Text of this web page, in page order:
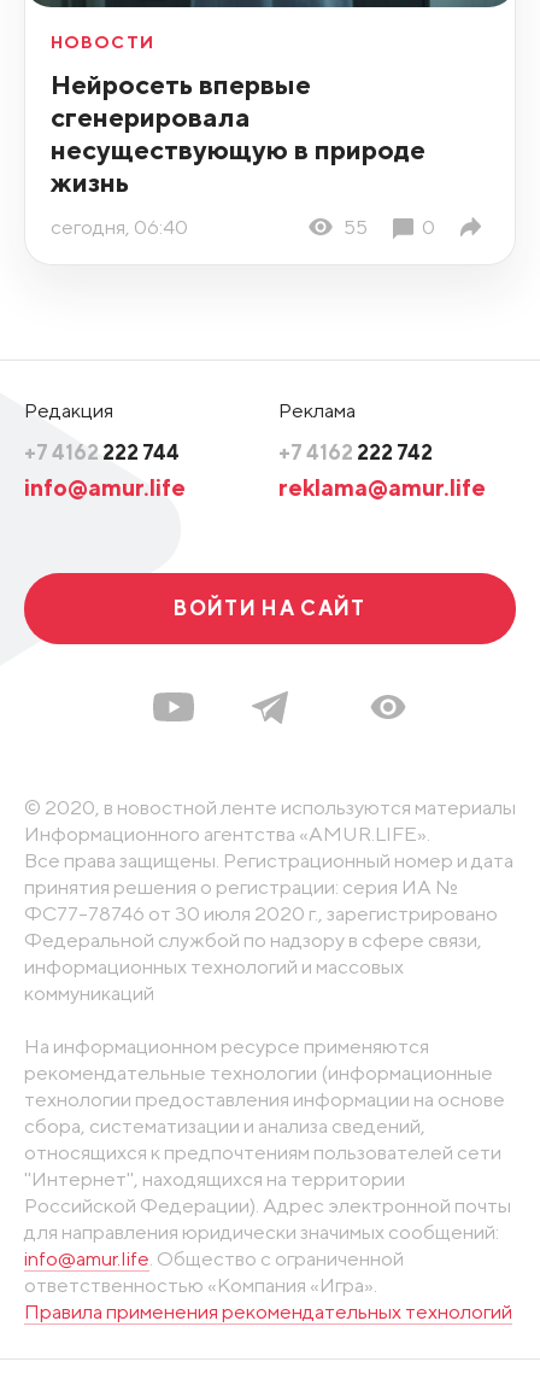
НОВОСТИ
Нейросеть впервые
сгенерировала
несуществующую в природе
жизнь
сегодня, 06:40 55 0
Редакция
+7 4162 222 744
info@amur.life
Реклама
+7 4162 222 742
reklama@amur.life
ВОЙТИ НА САЙТ
© 2020, в новостной ленте используются материалы
Информационного агентства «AMUR.LIFE».
Все права защищены. Регистрационный номер и дата
принятия решения о регистрации: серия ИА №
ФС77-78746 от 30 июля 2020 г., зарегистрировано
Федеральной службой по надзору в сфере связи,
информационных технологий и массовых
коммуникаций
На информационном ресурсе применяются
рекомендательные технологии (информационные
технологии предоставления информации на основе
сбора, систематизации и анализа сведений,
относящихся к предпочтениям пользователей сети
"Интернет", находящихся на территории
Российской Федерации). Адрес электронной почты
для направления юридически значимых сообщений:
info@amur.life. Общество с ограниченной
ответственностью «Компания «Игра».
Правила применения рекомендательных технологий